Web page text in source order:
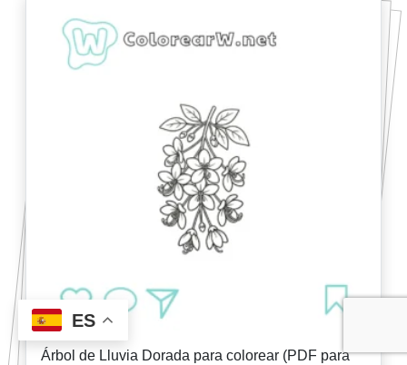
Árbol de Lluvia Dorada para colorear (PDF para
ES